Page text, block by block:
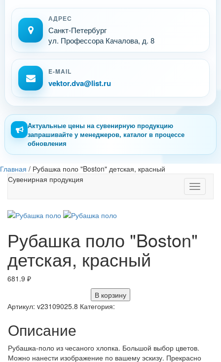
АДРЕС
Санкт-Петербург
ул. Профессора Качалова, д. 8
E-MAIL
vektor.dva@list.ru
Актуальные цены на сувенирную продукцию
запрашивайте у менеджеров, каталог в процессе
обновления
Главная / Рубашка поло "Boston" детская, красный
Toggle
Сувенирная продукция
Рубашка поло "Boston"
детская, красный
681.9 ₽
В корзину
Артикул: v23109025.8 Категория:
Описание
Рубашка-поло из чесаного хлопка. Большой выбор цветов.
Можно нанести изображение по вашему эскизу. Прекрасно